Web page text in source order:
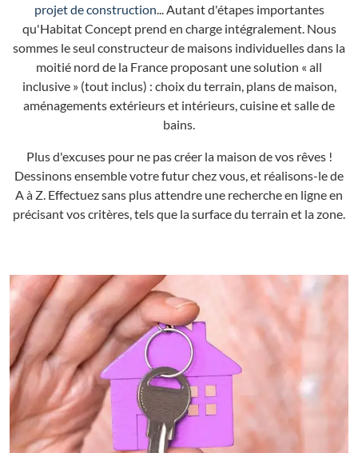
projet de construction... Autant d'étapes importantes
qu'Habitat Concept prend en charge intégralement. Nous
sommes le seul constructeur de maisons individuelles dans la
moitié nord de la France proposant une solution « all
inclusive » (tout inclus) : choix du terrain, plans de maison,
aménagements extérieurs et intérieurs, cuisine et salle de
bains.
Plus d'excuses pour ne pas créer la maison de vos rêves !
Dessinons ensemble votre futur chez vous, et réalisons-le de
A à Z. Effectuez sans plus attendre une recherche en ligne en
précisant vos critères, tels que la surface du terrain et la zone.